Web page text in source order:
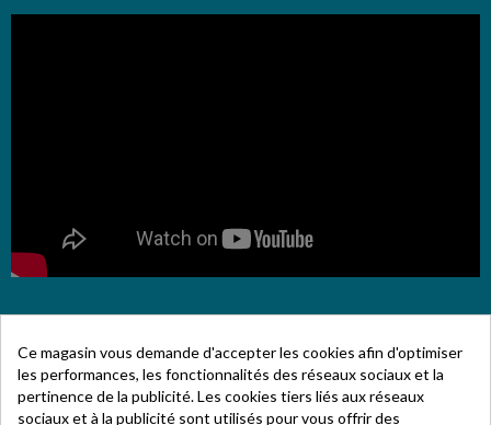
Ce magasin vous demande d'accepter les cookies afin d'optimiser
les performances, les fonctionnalités des réseaux sociaux et la
pertinence de la publicité. Les cookies tiers liés aux réseaux
sociaux et à la publicité sont utilisés pour vous offrir des